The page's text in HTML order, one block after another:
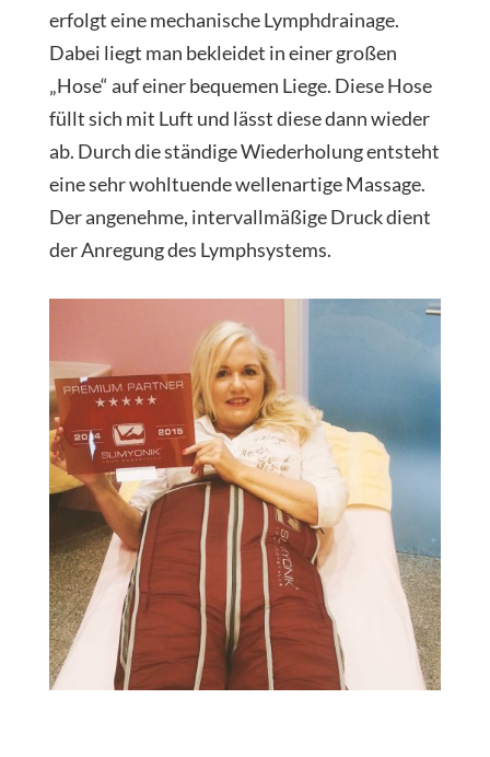
erfolgt eine mechanische Lymphdrainage.
Dabei liegt man bekleidet in einer großen
„Hose“ auf einer bequemen Liege. Diese Hose
füllt sich mit Luft und lässt diese dann wieder
ab. Durch die ständige Wiederholung entsteht
eine sehr wohltuende wellenartige Massage.
Der angenehme, intervallmäßige Druck dient
der Anregung des Lymphsystems.